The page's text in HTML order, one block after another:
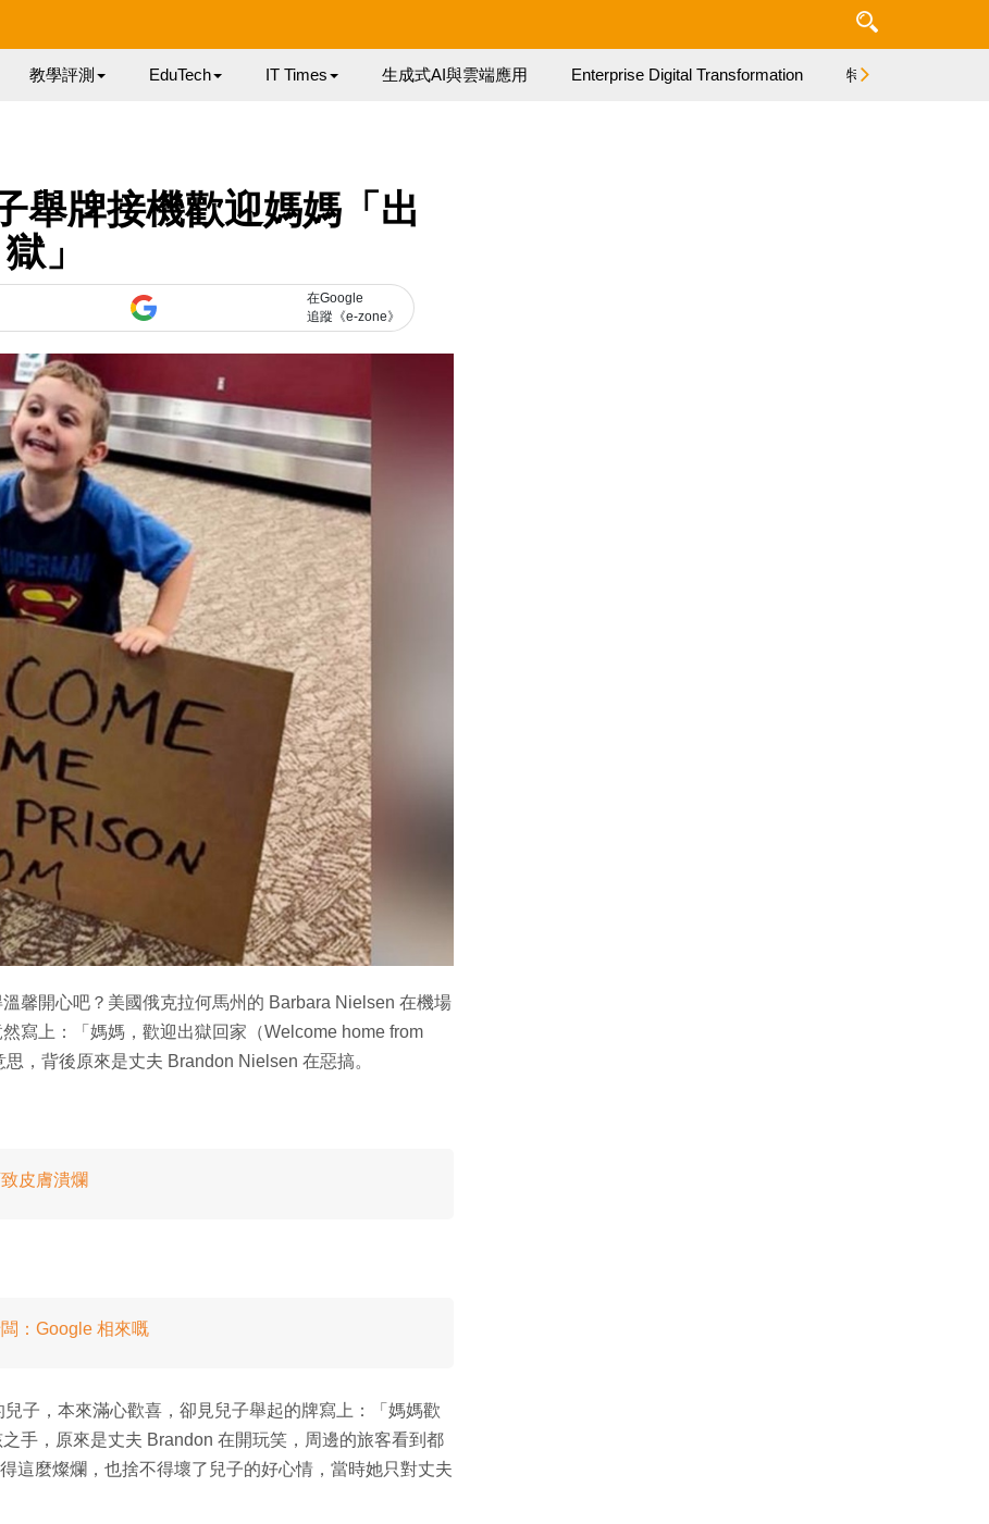
教學評測 EduTech IT Times 生成式AI與雲端應用 Enterprise Digital Transformation 特集
舉牌接機歡迎媽媽「出
獄」
在Google
追蹤《e-zone》
馨開心吧？美國俄克拉何馬州的 Barbara Nielsen 在機場
寫上：「媽媽，歡迎出獄回家（Welcome home from
，背後原來是丈夫 Brandon Nielsen 在惡搞。
皮膚潰爛
：Google 相來嘅
子，本來滿心歡喜，卻見兒子舉起的牌寫上：「媽媽歡
手，原來是丈夫 Brandon 在開玩笑，周邊的旅客看到都
這麼燦爛，也捨不得壞了兒子的好心情，當時她只對丈夫